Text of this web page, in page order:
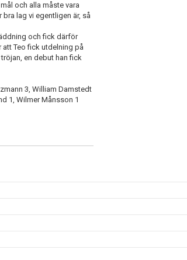
och alla måste vara
lag vi egentligen är, så
och fick därför
Teo fick utdelning på
en debut han fick
3, William Damstedt
1, Wilmer Månsson 1